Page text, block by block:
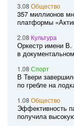
3.08 Общество
357 миллионов
платформы
2.08 Культура
Оркестр имени В.
в
1.08 Спорт
В Твери
по гребле на
1.08 Общество
Эффективность
получила